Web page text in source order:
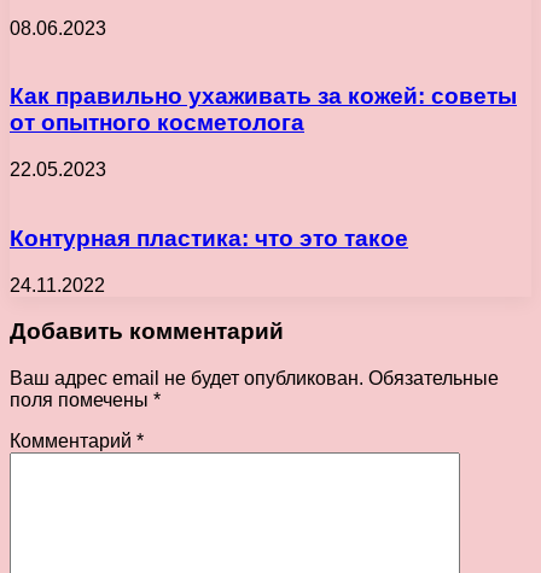
08.06.2023
Как правильно ухаживать за кожей: советы
от опытного косметолога
22.05.2023
Контурная пластика: что это такое
24.11.2022
Добавить комментарий
Ваш адрес email не будет опубликован. Обязательные
поля помечены *
Комментарий *